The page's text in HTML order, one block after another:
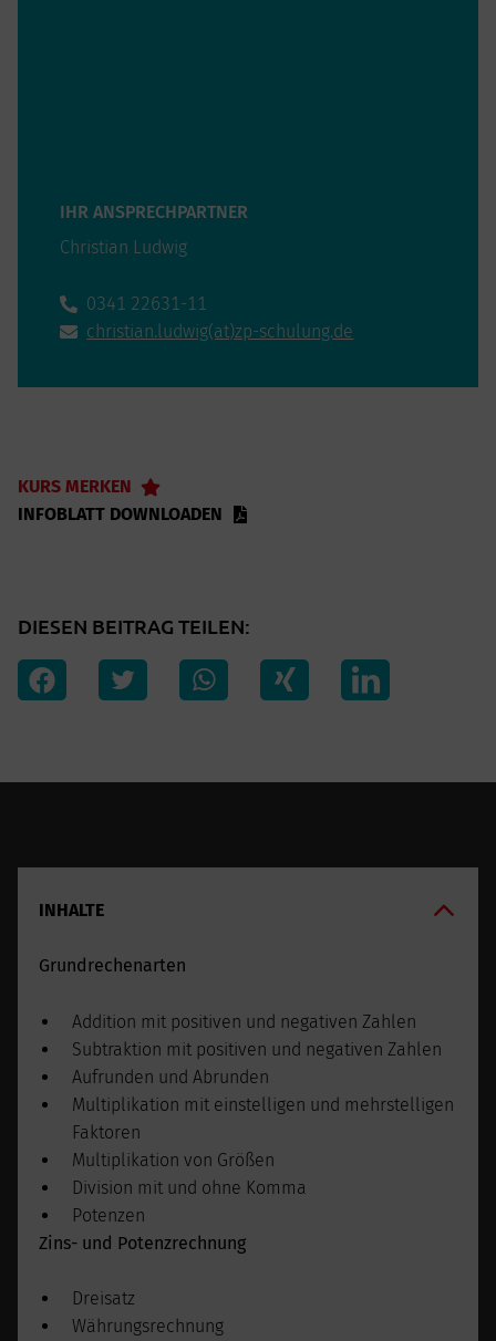
IHR ANSPRECHPARTNER
Christian Ludwig
0341 22631-11
christian.ludwig(at)zp-schulung.de
KURS MERKEN
INFOBLATT DOWNLOADEN
DIESEN BEITRAG TEILEN:
INHALTE
Grundrechenarten
Addition mit positiven und negativen Zahlen
Subtraktion mit positiven und negativen Zahlen
Aufrunden und Abrunden
Multiplikation mit einstelligen und mehrstelligen
Faktoren
Multiplikation von Größen
Division mit und ohne Komma
Potenzen
Zins- und Potenzrechnung
Dreisatz
Währungsrechnung